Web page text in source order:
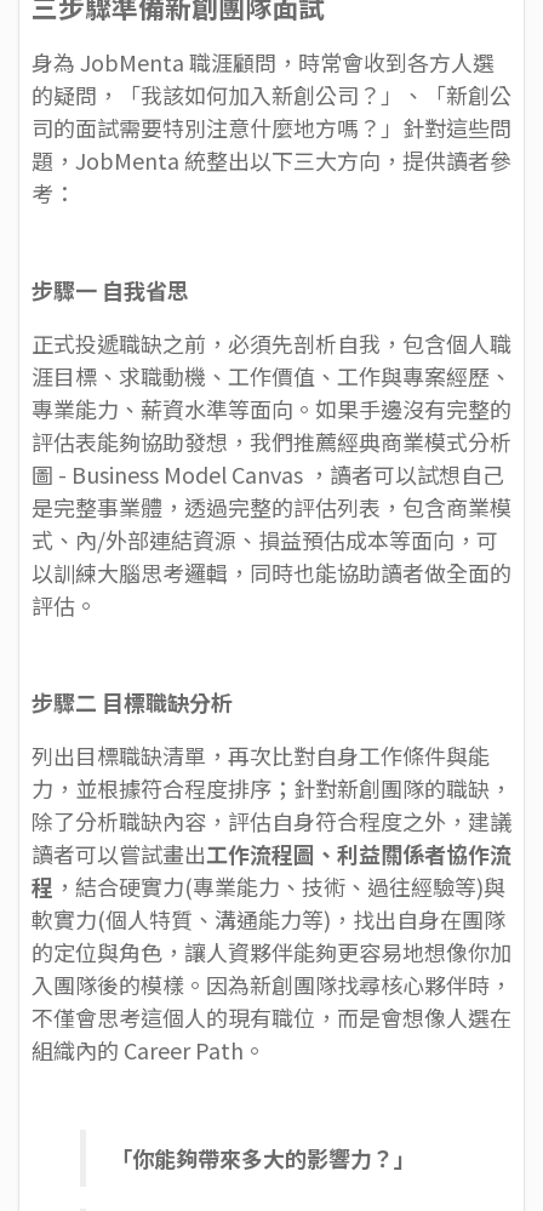
身為 JobMenta 職涯顧問，時常會收到各方人選
的疑問，「我該如何加入新創公司？」、「新創公
司的面試需要特別注意什麼地方嗎？」針對這些問
題，JobMenta 統整出以下三大方向，提供讀者參
考：
步驟一 自我省思
正式投遞職缺之前，必須先剖析自我，包含個人職
涯目標、求職動機、工作價值、工作與專案經歷、
專業能力、薪資水準等面向。如果手邊沒有完整的
評估表能夠協助發想，我們推薦經典商業模式分析
圖 - Business Model Canvas ，讀者可以試想自己
是完整事業體，透過完整的評估列表，包含商業模
式、內/外部連結資源、損益預估成本等面向，可
以訓練大腦思考邏輯，同時也能協助讀者做全面的
評估。
步驟二 目標職缺分析
列出目標職缺清單，再次比對自身工作條件與能
力，並根據符合程度排序；針對新創團隊的職缺，
除了分析職缺內容，評估自身符合程度之外，建議
讀者可以嘗試畫出工作流程圖、利益關係者協作流
程 ，結合硬實力(專業能力、技術、過往經驗等)與
軟實力(個人特質、溝通能力等)，找出自身在團隊
的定位與角色，讓人資夥伴能夠更容易地想像你加
入團隊後的模樣。因為新創團隊找尋核心夥伴時，
不僅會思考這個人的現有職位，而是會想像人選在
組織內的 Career Path。
「你能夠帶來多大的影響力？」